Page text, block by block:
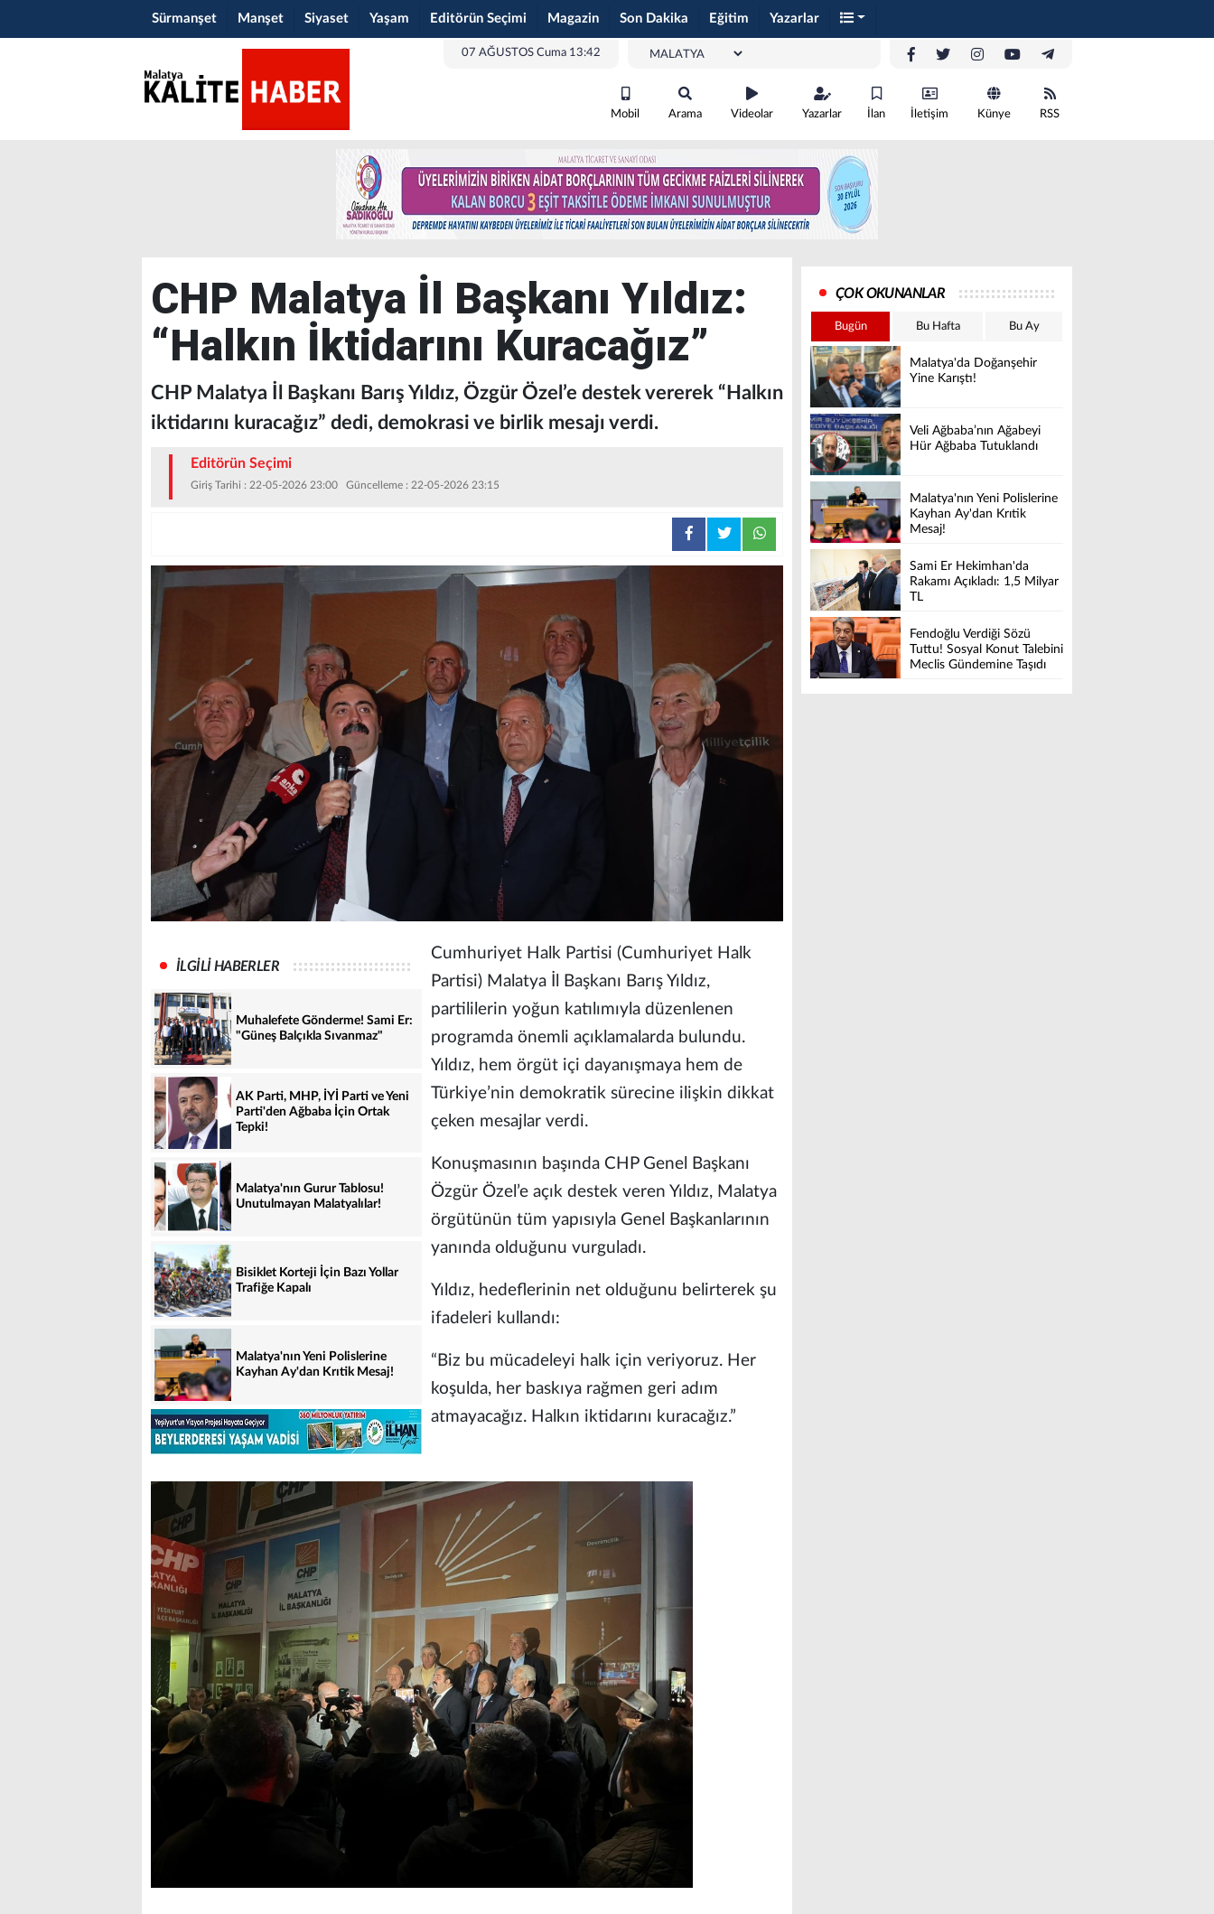
Sürmanşet Manşet Siyaset Yaşam Editörün Seçimi Magazin Son Dakika Eğitim Yazarlar
07 AĞUSTOS Cuma 13:42
Mobil Arama Videolar Yazarlar İlan İletişim Künye RSS
CHP Malatya İl Başkanı Yıldız:
“Halkın İktidarını Kuracağız”
CHP Malatya İl Başkanı Barış Yıldız, Özgür Özel’e destek vererek “Halkın
iktidarını kuracağız” dedi, demokrasi ve birlik mesajı verdi.
Editörün Seçimi
Giriş Tarihi : 22-05-2026 23:00 Güncelleme : 22-05-2026 23:15
İLGİLİ HABERLER
Muhalefete Gönderme! Sami Er:
"Güneş Balçıkla Sıvanmaz"
AK Parti, MHP, İYİ Parti ve Yeni
Parti'den Ağbaba İçin Ortak
Tepki!
Malatya'nın Gurur Tablosu!
Unutulmayan Malatyalılar!
Bisiklet Korteji İçin Bazı Yollar
Trafiğe Kapalı
Malatya'nın Yeni Polislerine
Kayhan Ay'dan Krıtik Mesaj!
Cumhuriyet Halk Partisi (Cumhuriyet Halk
Partisi) Malatya İl Başkanı Barış Yıldız,
partililerin yoğun katılımıyla düzenlenen
programda önemli açıklamalarda bulundu.
Yıldız, hem örgüt içi dayanışmaya hem de
Türkiye’nin demokratik sürecine ilişkin dikkat
çeken mesajlar verdi.
Konuşmasının başında CHP Genel Başkanı
Özgür Özel’e açık destek veren Yıldız, Malatya
örgütünün tüm yapısıyla Genel Başkanlarının
yanında olduğunu vurguladı.
Yıldız, hedeflerinin net olduğunu belirterek şu
ifadeleri kullandı:
“Biz bu mücadeleyi halk için veriyoruz. Her
koşulda, her baskıya rağmen geri adım
atmayacağız. Halkın iktidarını kuracağız.”
ÇOK OKUNANLAR
Bugün Bu Hafta Bu Ay
Malatya'da Doğanşehir
Yine Karıştı!
Veli Ağbaba’nın Ağabeyi
Hür Ağbaba Tutuklandı
Malatya'nın Yeni Polislerine
Kayhan Ay'dan Krıtik
Mesaj!
Sami Er Hekimhan'da
Rakamı Açıkladı: 1,5 Milyar
TL
Fendoğlu Verdiği Sözü
Tuttu! Sosyal Konut Talebini
Meclis Gündemine Taşıdı